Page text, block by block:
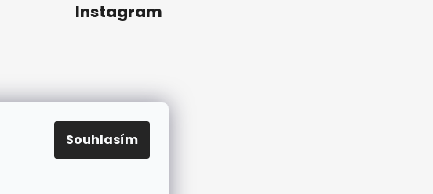
Souhlasím
Instagram